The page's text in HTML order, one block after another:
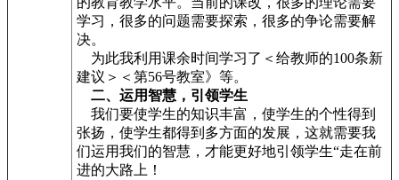
学习，很多的问题需要探索，很多的争论需要解
决。
为此我利用课余时间学习了＜给教师的100条新
建议＞＜第56号教室》等。
二、运用智慧，引领学生
我们要使学生的知识丰富，使学生的个性得到
张扬，使学生都得到多方面的发展，这就需要我
们运用我们的智慧，才能更好地引领学生“走在前
进的大路上！